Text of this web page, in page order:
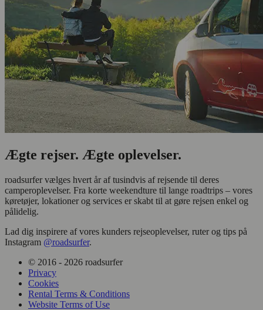
Ægte rejser. Ægte oplevelser.
roadsurfer vælges hvert år af tusindvis af rejsende til deres
camperoplevelser. Fra korte weekendture til lange roadtrips – vores
køretøjer, lokationer og services er skabt til at gøre rejsen enkel og
pålidelig.
Lad dig inspirere af vores kunders rejseoplevelser, ruter og tips på
Instagram @roadsurfer.
© 2016 - 2026 roadsurfer
Privacy
Cookies
Rental Terms & Conditions
Website Terms of Use